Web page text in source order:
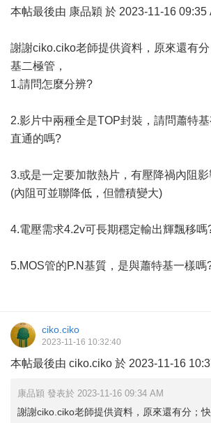
本帖最後由 康品穎 於 2023-11-16 09:35
謝謝ciko.ciko老師提供資料，原來還有
基二極管，
1.請問怎麼分辨?
2.影片中兩種全是TOP封裝，請問蕭特
直通的嗎?
3.或是一定要加散熱片，有壓降禍內阻
(內阻可並聯降低，但體積變大)
4.電壓需求4.2v可長期穩定輸出輝飄移嗎
5.MOS管的P.N基質，是與蕭特基一樣嗎
ciko.ciko
2023-11-16 10:32:40
本帖最後由 ciko.ciko 於 2023-11-16
康品穎 發表於 2023-11-16 09:34 AM
謝謝ciko.ciko老師提供資料，原來還有分；